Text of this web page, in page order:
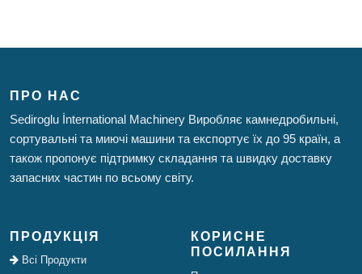
ПРО НАС
Sediroglu İnternational Machinery Виробляє камнедробильні,
сортувальні та миючі машини та експортує їх до 95 країн, а
також пропонує підтримку складання та швидку доставку
запасних частин по всьому світу.
ПРОДУКЦІЯ
Всі Продукти
КОРИСНЕ
ПОСИЛАННЯ